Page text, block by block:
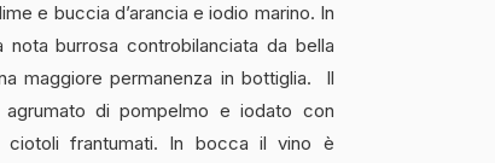
e buccia d’arancia e iodio marino. In
burrosa controbilanciata da bella
maggiore permanenza in bottiglia. Il
di pompelmo e iodato con
frantumati. In bocca il vino è